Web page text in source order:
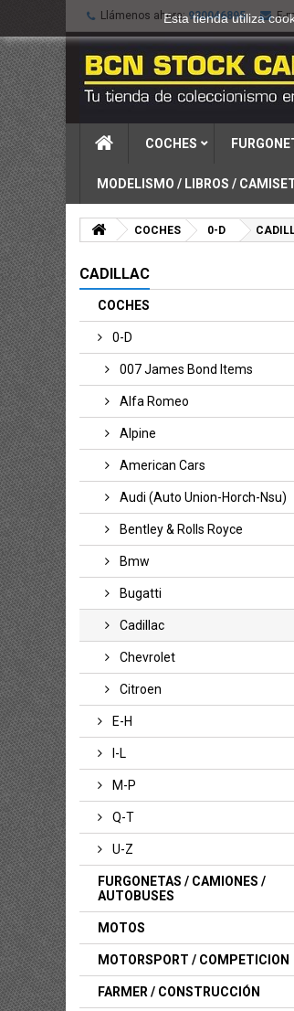
Llámenos ahora: 930046895 E-
COCHES
MODELISMO / LIBROS /
COCHES 0-D
CADILLAC
COCHES
0-D
007 James Bond Items
Alfa Romeo
Alpine
American Cars
Audi (auto Union-Horch-Nsu)
Bentley & Rolls Royce
Bmw
Bugatti
Cadillac
Chevrolet
Citroen
E-H
I-L
M-P
Q-T
U-Z
FURGONETAS / CAMIONES /
AUTOBUSES
MOTOS
MOTORSPORT / COMPETICION
FARMER / CONSTRUCCIÓN
Esta tienda utiliza